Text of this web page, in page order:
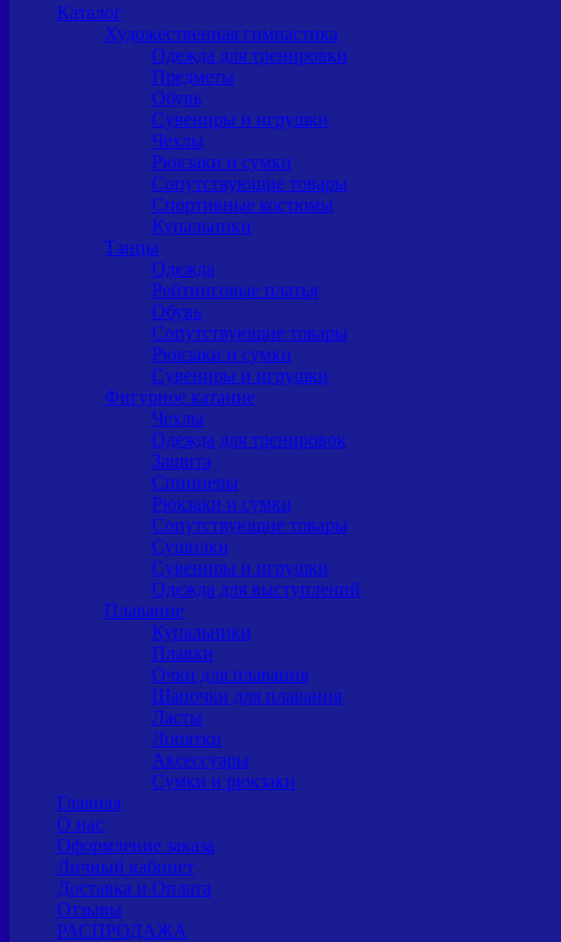
Каталог
Художественная гимнастика
Одежда для тренировки
Предметы
Обувь
Сувениры и игрушки
Чехлы
Рюкзаки и сумки
Сопутствующие товары
Спортивные костюмы
Купальники
Танцы
Одежда
Рейтинговые платья
Обувь
Сопутствующие товары
Рюкзаки и сумки
Сувениры и игрушки
Фигурное катание
Чехлы
Одежда для тренировок
Защита
Спиннеры
Рюкзаки и сумки
Сопутствующие товары
Сушилки
Сувениры и игрушки
Одежда для выступлений
Плавание
Купальники
Плавки
Очки для плавания
Шапочки для плавания
Ласты
Лопатки
Аксессуары
Сумки и рюкзаки
Главная
О нас
Оформление заказа
Личный кабинет
Доставка и Оплата
Отзывы
РАСПРОДАЖА